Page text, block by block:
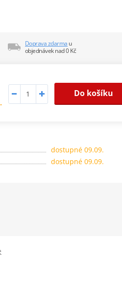
Doprava zdarma u
objednávek nad 0 Kč
Do košíku
dostupné 09.09.
dostupné 09.09.